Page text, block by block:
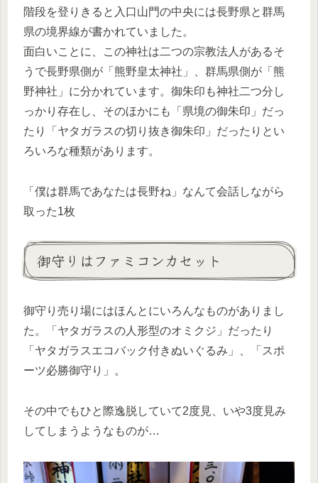
階段を登りきると入口山門の中央には長野県と群馬
県の境界線が書かれていました。
面白いことに、この神社は二つの宗教法人があるそ
うで長野県側が「熊野皇太神社」、群馬県側が「熊
野神社」に分かれています。御朱印も神社二つ分し
っかり存在し、そのほかにも「県境の御朱印」だっ
たり「ヤタガラスの切り抜き御朱印」だったりとい
ろいろな種類があります。
「僕は群馬であなたは長野ね」なんて会話しながら
取った1枚
御守りはファミコンカセット
御守り売り場にはほんとにいろんなものがありまし
た。「ヤタガラスの人形型のオミクジ」だったり
「ヤタガラスエコバック付きぬいぐるみ」、「スポ
ーツ必勝御守り」。
その中でもひと際逸脱していて2度見、いや3度見み
してしまうようなものが…